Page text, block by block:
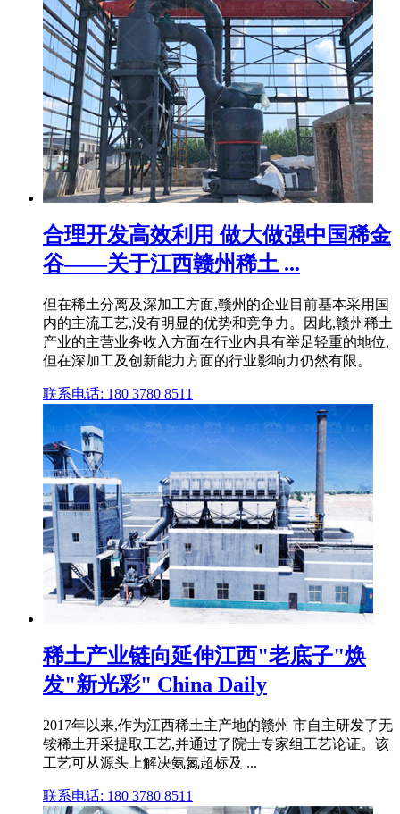
合理开发高效利用 做大做强中国稀金
谷——关于江西赣州稀土 ...
但在稀土分离及深加工方面,赣州的企业目前基本采用国
内的主流工艺,没有明显的优势和竞争力。因此,赣州稀土
产业的主营业务收入方面在行业内具有举足轻重的地位,
但在深加工及创新能力方面的行业影响力仍然有限。
联系电话: 180 3780 8511
稀土产业链向延伸江西"老底子"焕
发"新光彩" China Daily
2017年以来,作为江西稀土主产地的赣州 市自主研发了无
铵稀土开采提取工艺,并通过了院士专家组工艺论证。该
工艺可从源头上解决氨氮超标及 ...
联系电话: 180 3780 8511